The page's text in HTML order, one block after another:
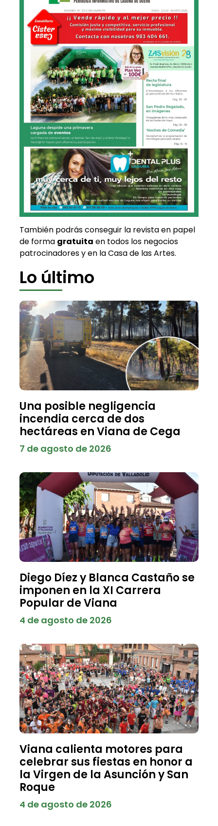
También podrás conseguir la revista en papel
de forma gratuita en todos los negocios
patrocinadores y en la Casa de las Artes.
Lo último
Una posible negligencia
incendia cerca de dos
hectáreas en Viana de Cega
7 de agosto de 2026
Diego Díez y Blanca Castaño se
imponen en la XI Carrera
Popular de Viana
4 de agosto de 2026
Viana calienta motores para
celebrar sus fiestas en honor a
la Virgen de la Asunción y San
Roque
4 de agosto de 2026